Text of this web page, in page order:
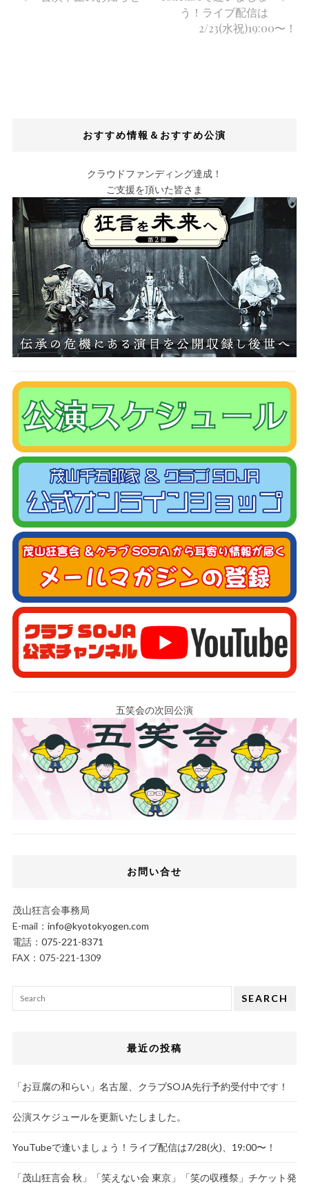
う！ライブ配信は
2/23(水祝)19:00〜！
おすすめ情報＆おすすめ公演
クラウドファンディング達成！
ご支援を頂いた皆さま
五笑会の次回公演
お問い合せ
茂山狂言会事務局
E-mail： info@kyotokyogen.com
電話： 075-221-8371
FAX：075-221-1309
SEARCH
最近の投稿
「お豆腐の和らい」名古屋、クラブSOJA先行予約受付中です！
公演スケジュールを更新いたしました。
YouTubeで逢いましょう！ライブ配信は7/28(火)、19:00〜！
「茂山狂言会 秋」「笑えない会 東京」「笑の収穫祭」チケット発